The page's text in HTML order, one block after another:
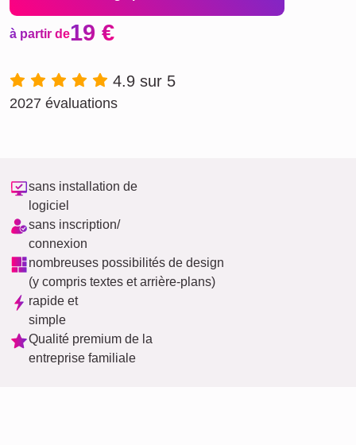
à partir de19 €
4.9 sur 5
2027 évaluations
sans installation de
logiciel
sans inscription/
connexion
nombreuses possibilités de design
(y compris textes et arrière-plans)
rapide et
simple
Qualité premium de la
entreprise familiale